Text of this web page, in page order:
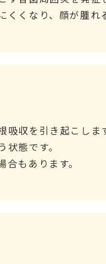
くくなり、顔が腫れ
収を引き起こしま
態です。
もあります。